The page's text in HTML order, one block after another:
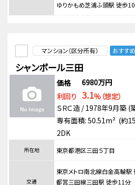
ゆりかもめ芝浦ふ頭駅 徒歩
マンション（区分所有） おすすめ
シャンボール三田
価格
6980万円
利回り 3.1%（想定）
ＳＲＣ造 / 1978年9月築 (
専有面積: 50.51m² (約
2DK
所在地 東京都港区三田５丁目
交通
東京メトロ南北線白金高輪駅
都営三田線三田駅 徒歩11分